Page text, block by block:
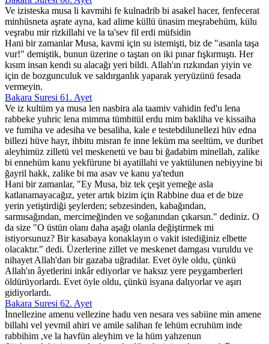
Ve izisteska musa li kavmihi fe kulnadrib bi asakel hacer, fenfecerat
minhüsneta aşrate ayna, kad alime küllü ünasim meşrabehüm, külu
veşrabu mir rizkillahi ve la ta'sev fil erdi müfsidin
Hani bir zamanlar Musa, kavmi için su istemişti, biz de "asanla taşa
vur!" demiştik, bunun üzerine o taştan on iki pınar fışkırmıştı. Her
kısım insan kendi su alacağı yeri bildi. Allah'ın rızkından yiyin ve
için de bozgunculuk ve saldırganlık yaparak yeryüzünü fesada
vermeyin.
Bakara Suresi 61. Ayet
Ve iz kultüm ya musa len nasbira ala taamiv vahidin fed'u lena
rabbeke yuhric lena mimma tümbitül erdu mim bakliha ve kissaiha
ve fumiha ve adesiha ve besaliha, kale e testebdilunellezi hüv edna
billezi hüve hayr, ihbitu misran fe inne leküm ma seeltüm, ve duribet
aleyhimüz zilletü vel meskenetü ve bau bi ğadabim minellah, zalike
bi ennehüm kanu yekfürune bi ayatillahi ve yaktülunen nebiyyine bi
ğayril hakk, zalike bi ma asav ve kanu ya'tedun
Hani bir zamanlar, "Ey Musa, biz tek çeşit yemeğe asla
katlanamayacağız, yeter artık bizim için Rabbine dua et de bize
yerin yetiştirdiği şeylerden; sebzesinden, kabağından,
sarmısağından, mercimeğinden ve soğanından çıkarsın." dediniz. O
da size "O üstün olanı daha aşağı olanla değiştirmek mi
istiyorsunuz? Bir kasabaya konaklayın o vakit istediğiniz elbette
olacaktır." dedi. Üzerlerine zillet ve meskenet damgası vuruldu ve
nihayet Allah'dan bir gazaba uğradılar. Evet öyle oldu, çünkü
Allah'ın âyetlerini inkâr ediyorlar ve haksız yere peygamberleri
öldürüyorlardı. Evet öyle oldu, çünkü isyana dalıyorlar ve aşırı
gidiyorlardı.
Bakara Suresi 62. Ayet
İnnellezine amenu vellezine hadu ven nesara ves sabiine min amene
billahi vel yevmil ahiri ve amile salihan fe lehüm ecruhüm inde
rabbihim ,ve la havfün aleyhim ve la hüm yahzenun